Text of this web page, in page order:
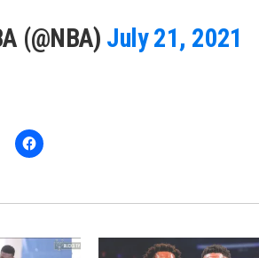
(@NBA) July 21, 2021